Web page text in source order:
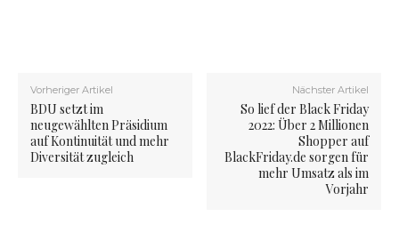
Vorheriger Artikel
BDU setzt im
neugewählten Präsidium
auf Kontinuität und mehr
Diversität zugleich
Nächster Artikel
So lief der Black Friday
2022: Über 2 Millionen
Shopper auf
BlackFriday.de sorgen für
mehr Umsatz als im
Vorjahr